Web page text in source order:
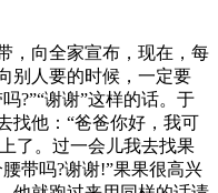
，向全家宣布，现在，每
别人要的时候，一定要
?”“谢谢”这样的话。于
找他：“爸爸你好，我可
了。过一会儿我去找果
带吗?谢谢!”果果很高兴